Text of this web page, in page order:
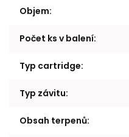
Objem:
Počet ks v balení:
Typ cartridge:
Typ závitu:
Obsah terpenů: